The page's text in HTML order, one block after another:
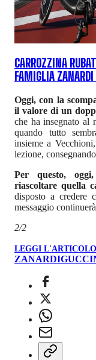
CARROZZINA
FAMIGLIA ZANARDI
Oggi, con la
il valore di un
che ha insegnato al
quando tutto
insieme a
lezione,
Per questo,
riascoltare quella
disposto a credere
messaggio
2/2
LEGGI
ZANARDI